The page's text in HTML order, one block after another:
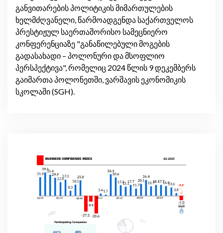
განვითარების პოლიტიკის მიმართულების
ხელმძღვანელი, წარმოადგენდა საქართველოს
პრესტიჟულ საერთაშორისო სამეცნიერო
კონფერენციაზე "განაწილებული მოგების
გადასახადი – პოლონური და მსოფლიო
პერსპექტივა", რომელიც 2024 წლის 9 დეკემბერს
გაიმართა პოლონეთში, ვარშავის ეკონომიკის
სკოლაში (SGH).